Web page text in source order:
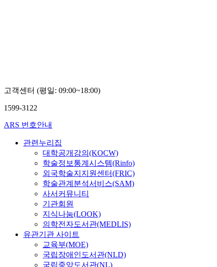
고객센터 (평일: 09:00~18:00)
1599-3122
ARS 번호안내
관련누리집
대학공개강의(KOCW)
학술정보통계시스템(Rinfo)
외국학술지지원센터(FRIC)
학술관계분석서비스(SAM)
사서커뮤니티
기관회원
지식나눔(LOOK)
의학전자도서관(MEDLIS)
유관기관 사이트
교육부(MOE)
국립장애인도서관(NLD)
국립중앙도서관(NL)